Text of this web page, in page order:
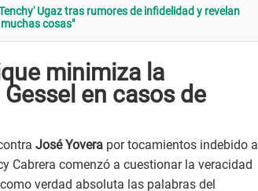
Ugaz tras rumores de infidelidad y revelan
cosas"
minimiza la
en casos de
José Yovera por tocamientos indebido a
Cabrera comenzó a cuestionar la veracidad
verdad absoluta las palabras del